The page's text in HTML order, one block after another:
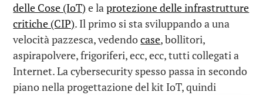
delle Cose (IoT) e laprotezione delle infrastrutture
critiche (CIP). Il primo si sta sviluppando a una
velocità pazzesca, vedendocase, bollitori,
aspirapolvere, frigoriferi, ecc, ecc, tutti collegati a
Internet. La cybersecurity spesso passa in secondo
piano nella progettazione del kit IoT, quindi